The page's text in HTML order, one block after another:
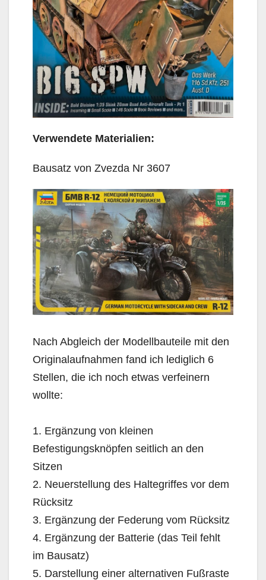
Verwendete Materialien:
Bausatz von Zvezda Nr 3607
Nach Abgleich der Modellbauteile mit den
Originalaufnahmen fand ich lediglich 6
Stellen, die ich noch etwas verfeinern
wollte:
1. Ergänzung von kleinen
Befestigungsknöpfen seitlich an den
Sitzen
2. Neuerstellung des Haltegriffes vor dem
Rücksitz
3. Ergänzung der Federung vom Rücksitz
4. Ergänzung der Batterie (das Teil fehlt
im Bausatz)
5. Darstellung einer alternativen Fußraste